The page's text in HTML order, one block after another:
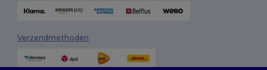
Verzendmethoden